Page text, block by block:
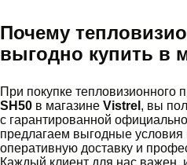
Почему
выгодно купить в
При покупке тепловизионного
SH50 в магазинеVistrel , вы
с гарантированной
предлагаем выгодные условия
оперативную доставку и
Каждый клиент для нас важен,